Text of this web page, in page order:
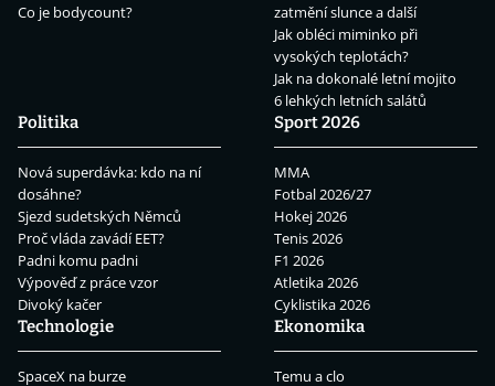
Co je bodycount?
zatmění slunce a další
Jak obléci miminko při
vysokých teplotách?
Jak na dokonalé letní mojito
6 lehkých letních salátů
Politika
Nová superdávka: kdo na ní
dosáhne?
Sjezd sudetských Němců
Proč vláda zavádí EET?
Padni komu padni
Výpověď z práce vzor
Divoký kačer
Sport 2026
MMA
Fotbal 2026/27
Hokej 2026
Tenis 2026
F1 2026
Atletika 2026
Cyklistika 2026
Technologie
SpaceX na burze
Ekonomika
Temu a clo